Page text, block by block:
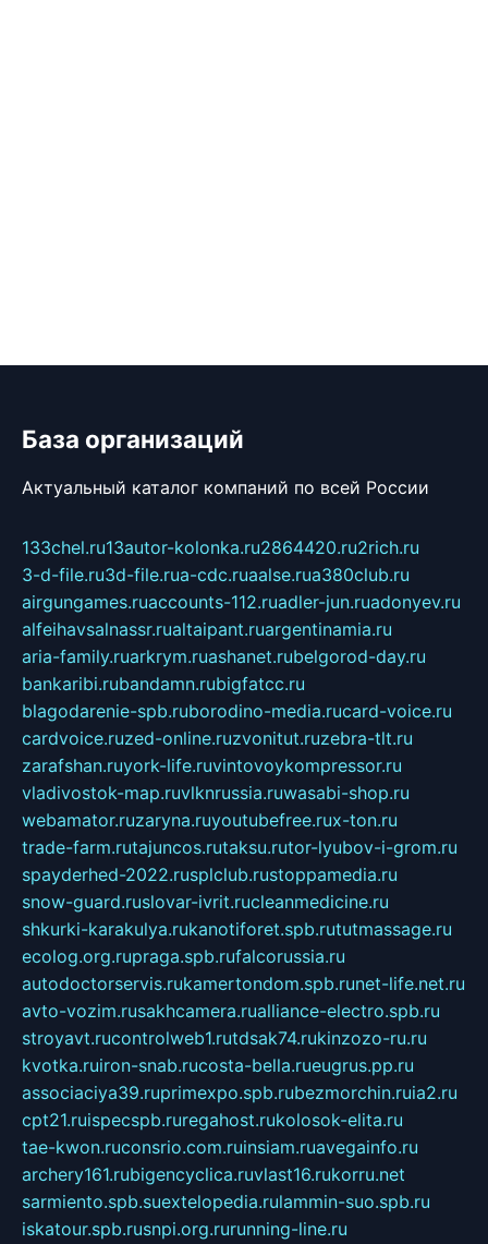
База организаций
Актуальный каталог компаний по всей России
133chel.ru13autor-kolonka.ru2864420.ru2rich.ru
3-d-file.ru3d-file.rua-cdc.ruaalse.rua380club.ru
airgungames.ruaccounts-112.ruadler-jun.ruadonyev.ru
alfeihavsalnassr.rualtaipant.ruargentinamia.ru
aria-family.ruarkrym.ruashanet.rubelgorod-day.ru
bankaribi.rubandamn.rubigfatcc.ru
blagodarenie-spb.ruborodino-media.rucard-voice.ru
cardvoice.ruzed-online.ruzvonitut.ruzebra-tlt.ru
zarafshan.ruyork-life.ruvintovoykompressor.ru
vladivostok-map.ruvlknrussia.ruwasabi-shop.ru
webamator.ruzaryna.ruyoutubefree.rux-ton.ru
trade-farm.rutajuncos.rutaksu.rutor-lyubov-i-grom.ru
spayderhed-2022.rusplclub.rustoppamedia.ru
snow-guard.ruslovar-ivrit.rucleanmedicine.ru
shkurki-karakulya.rukanotiforet.spb.rututmassage.ru
ecolog.org.rupraga.spb.rufalcorussia.ru
autodoctorservis.rukamertondom.spb.runet-life.net.ru
avto-vozim.rusakhcamera.rualliance-electro.spb.ru
stroyavt.rucontrolweb1.rutdsak74.rukinzozo-ru.ru
kvotka.ruiron-snab.rucosta-bella.rueugrus.pp.ru
associaciya39.ruprimexpo.spb.rubezmorchin.ruia2.ru
cpt21.ruispecspb.ruregahost.rukolosok-elita.ru
tae-kwon.ruconsrio.com.ruinsiam.ruavegainfo.ru
archery161.rubigencyclica.ruvlast16.rukorru.net
sarmiento.spb.suextelopedia.rulammin-suo.spb.ru
iskatour.spb.rusnpi.org.rurunning-line.ru